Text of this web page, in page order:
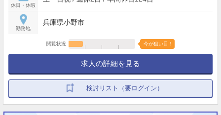
休日・休暇
勤務地
兵庫県小野市
閲覧状況 今が狙い目！
求人の詳細を見る
検討リスト（要ログイン）